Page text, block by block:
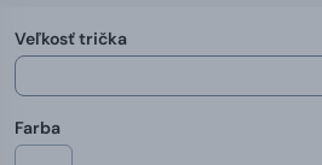
Veľkosť trička
Farba